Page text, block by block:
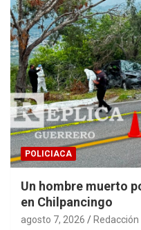
POLICIACA
Un hombre muerto
en Chilpancingo
agosto 7, 2026 Redacción